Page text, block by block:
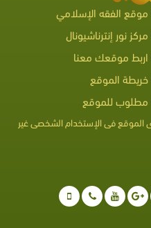
موقع الفقه الإسلامي
مركز نور إنترناشيونال
اربط موقعك معنا
خريطة الموقع
مطلوب للموقع
فى الإستخدام الشخصى غير